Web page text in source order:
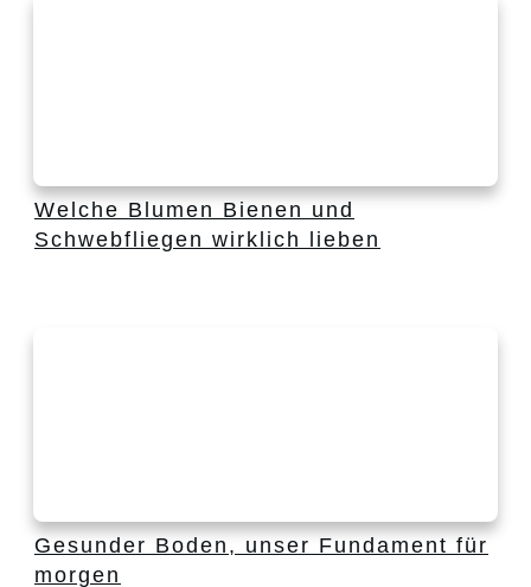
Welche Blumen Bienen und
Schwebfliegen wirklich lieben
Gesunder Boden, unser Fundament für
morgen